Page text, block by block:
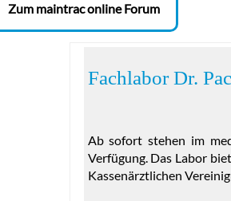
Fachlabor Dr.
Ab sofort stehen im
Verfügung. Das Labor
Kassenärztlichen
Zum maintrac online Forum